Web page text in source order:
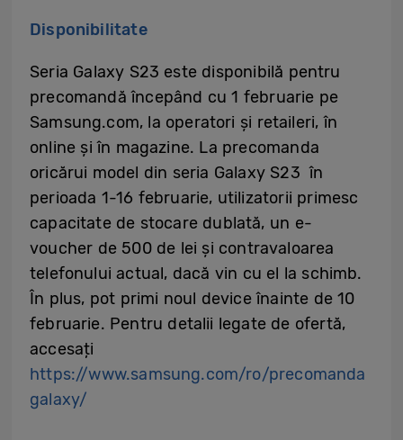
Disponibilitate
Seria Galaxy S23 este disponibilă pentru
precomandă începând cu 1 februarie pe
Samsung.com, la operatori și retaileri, în
online și în magazine. La precomanda
oricărui model din seria Galaxy S23 în
perioada 1-16 februarie, utilizatorii primesc
capacitate de stocare dublată, un e-
voucher de 500 de lei și contravaloarea
telefonului actual, dacă vin cu el la schimb.
În plus, pot primi noul device înainte de 10
februarie. Pentru detalii legate de ofertă,
accesați
https://www.samsung.com/ro/precomanda
galaxy/